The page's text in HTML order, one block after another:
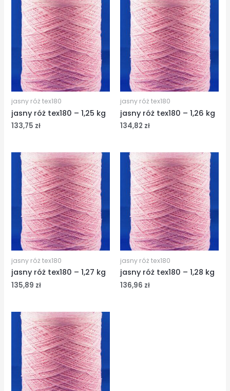
jasny róż tex180
jasny róż tex180 – 1,25 kg
133,75 zł
jasny róż tex180
jasny róż tex180 – 1,26 kg
134,82 zł
jasny róż tex180
jasny róż tex180 – 1,27 kg
135,89 zł
jasny róż tex180
jasny róż tex180 – 1,28 kg
136,96 zł